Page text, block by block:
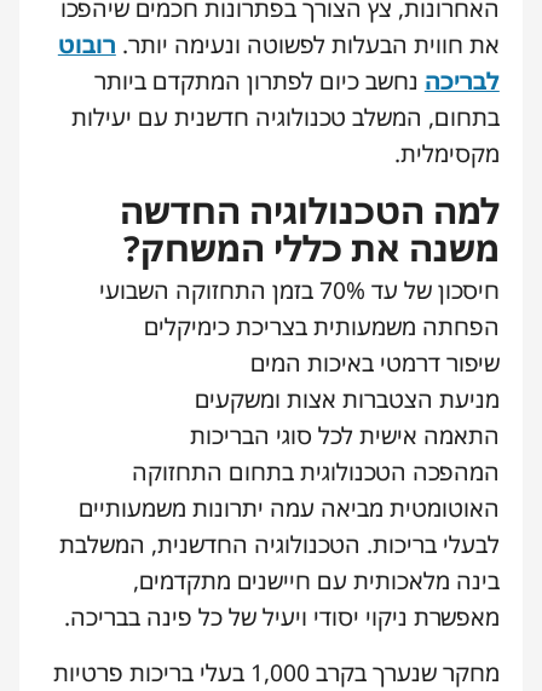
האחרונות, צץ הצורך בפתרונות חכמים שיהפכו
את חווית הבעלות לפשוטה ונעימה יותר. רובוט
לבריכה נחשב כיום לפתרון המתקדם ביותר
בתחום, המשלב טכנולוגיה חדשנית עם יעילות
מקסימלית.
למה הטכנולוגיה החדשה
משנה את כללי המשחק?
חיסכון של עד 70% בזמן התחזוקה השבועי
הפחתה משמעותית בצריכת כימיקלים
שיפור דרמטי באיכות המים
מניעת הצטברות אצות ומשקעים
התאמה אישית לכל סוגי הבריכות
המהפכה הטכנולוגית בתחום התחזוקה
האוטומטית מביאה עמה יתרונות משמעותיים
לבעלי בריכות. הטכנולוגיה החדשנית, המשלבת
בינה מלאכותית עם חיישנים מתקדמים,
מאפשרת ניקוי יסודי ויעיל של כל פינה בבריכה.
מחקר שנערך בקרב 1,000 בעלי בריכות פרטיות